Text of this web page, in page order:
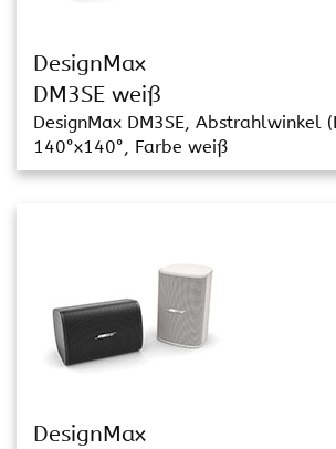
DesignMax
DM3SE weiß
DesignMax DM3SE, Abstrahlwinkel
140°x140°, Farbe weiß
DesignMax